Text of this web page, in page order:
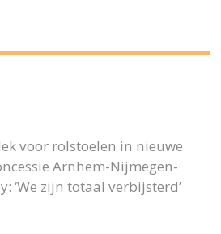
voor rolstoelen in nieuwe
Arnhem-Nijmegen-
‘We zijn totaal verbijsterd’